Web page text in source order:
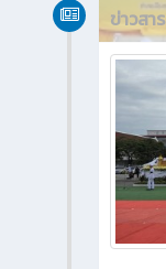
ข่าวสาร